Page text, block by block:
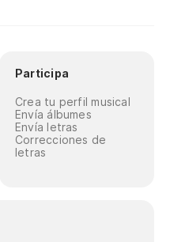
Participa
Crea tu perfil musical
Envía álbumes
Envía letras
Correcciones de
letras